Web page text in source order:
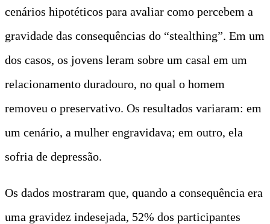
cenários hipotéticos para avaliar como percebem a
gravidade das consequências do “stealthing”. Em um
dos casos, os jovens leram sobre um casal em um
relacionamento duradouro, no qual o homem
removeu o preservativo. Os resultados variaram: em
um cenário, a mulher engravidava; em outro, ela
sofria de depressão.
Os dados mostraram que, quando a consequência era
uma gravidez indesejada, 52% dos participantes